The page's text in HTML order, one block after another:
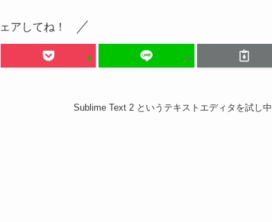
アしてね！
Sublime Text 2 というテキストエディタを試し中